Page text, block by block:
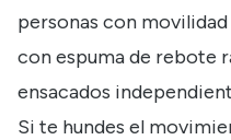
personas con
con espuma de rebote
ensacados
Si te hundes el